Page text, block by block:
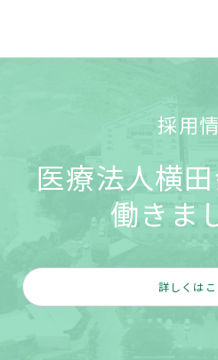
採用
医療法人横
働きま
詳しくはこ